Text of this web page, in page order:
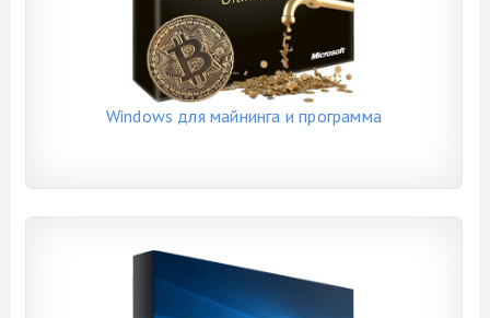
Windows для майнинга и программа